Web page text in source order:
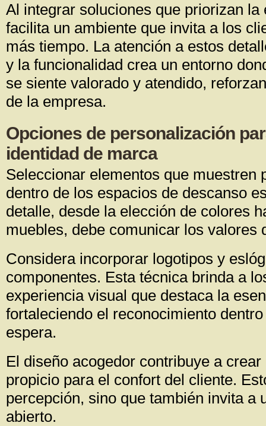
Al integrar soluciones que priorizan la
facilita un ambiente que invita a los
más tiempo. La atención a estos
y la funcionalidad crea un entorno
se siente valorado y atendido,
de la empresa.
Opciones de personalización
identidad de marca
Seleccionar elementos que muestren
dentro de los espacios de descanso
detalle, desde la elección de colores
muebles, debe comunicar los valores
Considera incorporar logotipos y
componentes. Esta técnica brinda a
experiencia visual que destaca la
fortaleciendo el reconocimiento
espera.
El diseño acogedor contribuye a
propicio para el confort del cliente.
percepción, sino que también invita a
abierto.